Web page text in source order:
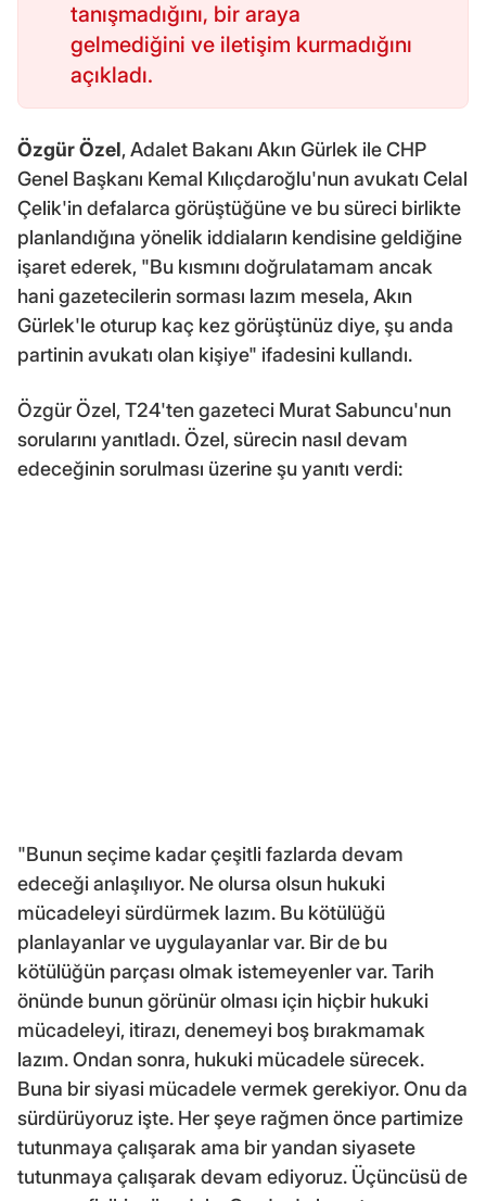
tanışmadığını, bir araya
gelmediğini ve iletişim kurmadığını
açıkladı.
Özgür Özel, Adalet Bakanı Akın Gürlek ile CHP
Genel Başkanı Kemal Kılıçdaroğlu'nun avukatı Celal
Çelik'in defalarca görüştüğüne ve bu süreci birlikte
planlandığına yönelik iddiaların kendisine geldiğine
işaret ederek, "Bu kısmını doğrulatamam ancak
hani gazetecilerin sorması lazım mesela, Akın
Gürlek'le oturup kaç kez görüştünüz diye, şu anda
partinin avukatı olan kişiye" ifadesini kullandı.
Özgür Özel, T24'ten gazeteci Murat Sabuncu'nun
sorularını yanıtladı. Özel, sürecin nasıl devam
edeceğinin sorulması üzerine şu yanıtı verdi:
"Bunun seçime kadar çeşitli fazlarda devam
edeceği anlaşılıyor. Ne olursa olsun hukuki
mücadeleyi sürdürmek lazım. Bu kötülüğü
planlayanlar ve uygulayanlar var. Bir de bu
kötülüğün parçası olmak istemeyenler var. Tarih
önünde bunun görünür olması için hiçbir hukuki
mücadeleyi, itirazı, denemeyi boş bırakmamak
lazım. Ondan sonra, hukuki mücadele sürecek.
Buna bir siyasi mücadele vermek gerekiyor. Onu da
sürdürüyoruz işte. Her şeye rağmen önce partimize
tutunmaya çalışarak ama bir yandan siyasete
tutunmaya çalışarak devam ediyoruz. Üçüncüsü de